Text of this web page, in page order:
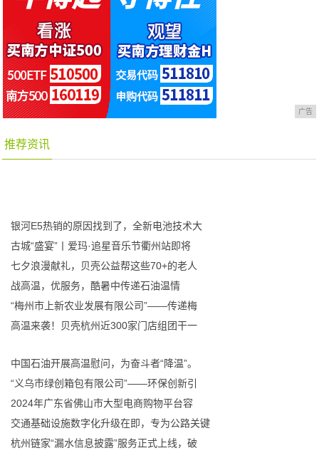
广告
推荐资讯
银河E5热销的原因找到了，全新电池技术大
古城“盛宴”丨爱玛·追星音乐节衢州站即将
七夕浪漫献礼，贝壳公益帮这些70+的老人
战高温，优服务，酷暑中传递石油温情
“梅州市上新农业发展有限公司”——传递梅
高温来袭！贝壳杭州近300家门店组团干一
中国石油开展高温慰问，为奋斗者“降温”。
“义乌市绿创箱包有限公司”——环保创新引
2024年广东省佛山市大型电商购物平台容
交通基础设施数字化升级在即，专为公路关键
杭州链家“漏水信息披露”服务正式上线，破